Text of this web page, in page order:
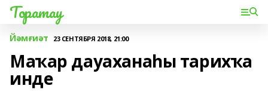
Торатау
Йәмғиәт 23 СЕНТЯБРЯ 2018, 21:00
Маҡар дауаханаһы тарихҡа
инде